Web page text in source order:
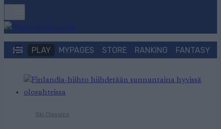
PLAY MYPAGES STORE RANKING FANTASY
Ski Classics